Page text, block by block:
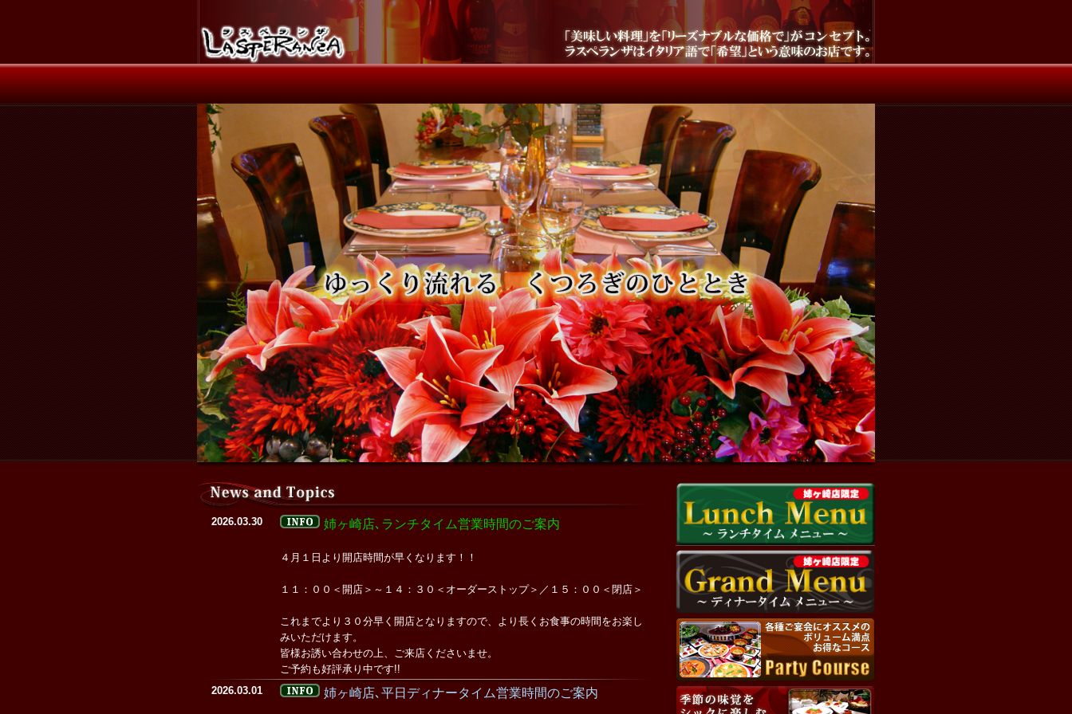
2026.03.30 姉ヶ崎店､ランチタイム営業時間のご案内
４月１日より開店時間が早くなります！！
１１：００＜開店＞～１４：３０＜オーダーストップ＞／１５：００＜閉店＞
これまでより３０分早く開店となりますので、より長くお食事の時間をお楽し
みいただけます。
皆様お誘い合わせの上、ご来店くださいませ。
ご予約も好評承り中です!!
2026.03.01
姉ヶ崎店､平日ディナータイム営業時間のご案内